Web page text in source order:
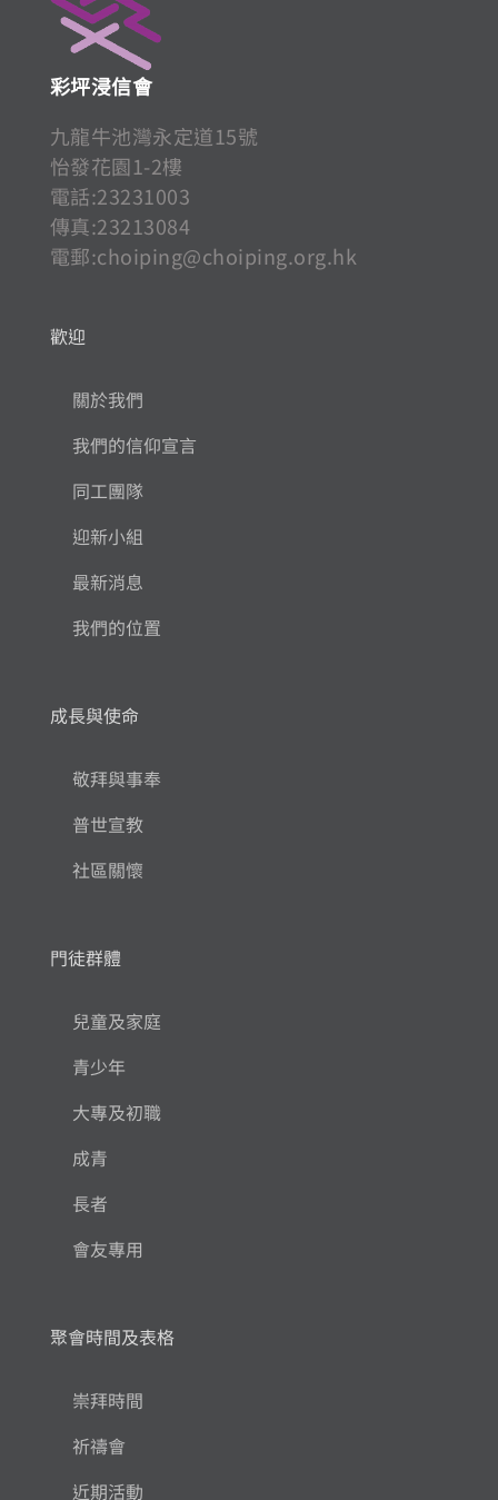
彩坪浸信會
九龍牛池灣永定道15號
怡發花園1-2樓
電話:23231003
傳真:23213084
電郵:choiping@choiping.org.hk
歡迎
關於我們
我們的信仰宣言
同工團隊
迎新小組
最新消息
我們的位置
成長與使命
敬拜與事奉
普世宣教
社區關懷
門徒群體
兒童及家庭
青少年
大專及初職
成青
長者
會友專用
聚會時間及表格
崇拜時間
祈禱會
近期活動